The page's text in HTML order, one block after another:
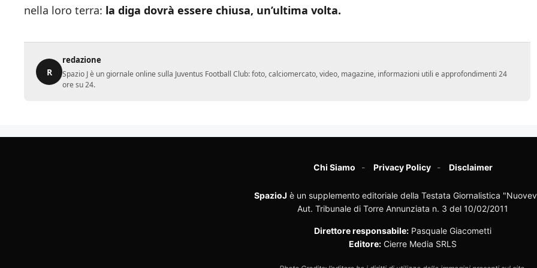
nella loro terra: la diga dovrà essere chiusa, un’ultima volta.
R
redazione
Spazio J è un giornale online sulla Juventus Football Club: foto, calciomercato, video, magazine, informazioni utili e approfondimenti 24
ore su 24.
Chi Siamo Privacy Policy Disclaimer
SpazioJ è un supplemento editoriale della Testata Giornalistica
Aut. Tribunale di Torre Annunziata n. 3 del 10/02/2011
Direttore responsabile: Pasquale Giacometti
Editore: Cierre Media SRLS